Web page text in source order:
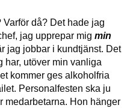
Varför då? Det hade jag
jag upprepar mig min
jag jobbar i kundtjänst. Det
har, utöver min vanliga
kommer ges alkoholfria
Personalfesten ska ju
medarbetarna. Hon hänger